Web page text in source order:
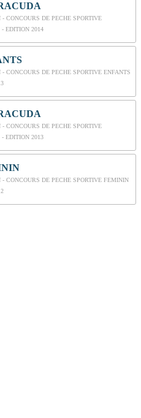
CONCOURS DE PECHE SPORTIVE
EDITION 2014
CONCOURS DE PECHE SPORTIVE ENFANTS
CONCOURS DE PECHE SPORTIVE
EDITION 2013
CONCOURS DE PECHE SPORTIVE FEMININ